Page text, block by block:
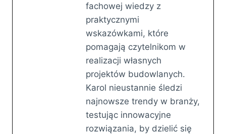
fachowej wiedzy z
praktycznymi
wskazówkami, które
pomagają czytelnikom w
realizacji własnych
projektów budowlanych.
Karol nieustannie śledzi
najnowsze trendy w branży,
testując innowacyjne
rozwiązania, by dzielić się